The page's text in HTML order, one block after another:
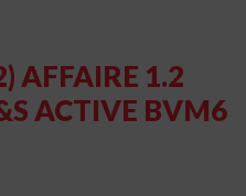
AFFAIRE 1.2
ACTIVE BVM6